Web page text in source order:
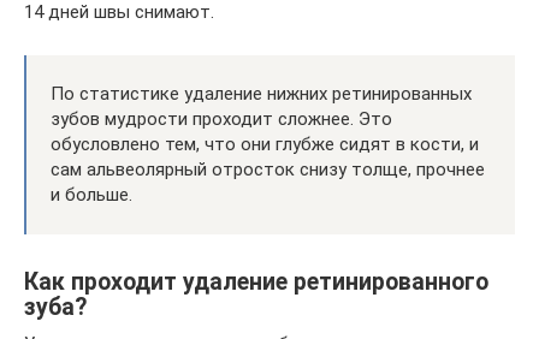
14 дней швы снимают.
По статистике удаление нижних ретинированных
зубов мудрости проходит сложнее. Это
обусловлено тем, что они глубже сидят в кости, и
сам альвеолярный отросток снизу толще, прочнее
и больше.
Как проходит удаление ретинированного
зуба?